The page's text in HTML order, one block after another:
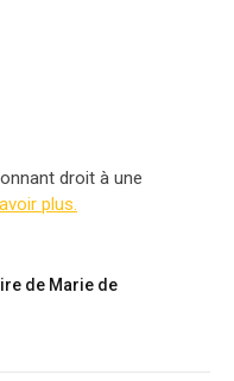
droit à une
plus.
de Marie de